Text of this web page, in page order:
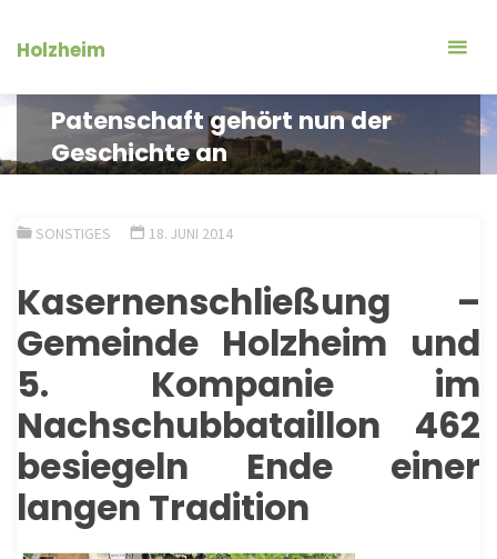
InhaltHolzheim
Patenschaft gehört nun der
Geschichte an
SONSTIGES 18. JUNI 2014
Kasernenschließung –
Gemeinde Holzheim und
5. Kompanie im
Nachschubbataillon 462
besiegeln Ende einer
langen Tradition